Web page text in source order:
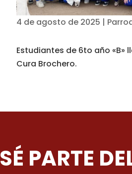
4 de agosto de 2025 |
Estudiantes de 6to año
Cura Brochero.
SÉ PARTE